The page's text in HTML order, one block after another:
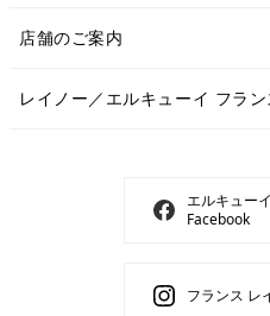
店舗のご案内
レイノー／エルキューイ フラ
エルキュー
Facebook
フランス レ